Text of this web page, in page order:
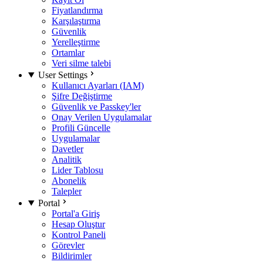
Fiyatlandırma
Karşılaştırma
Güvenlik
Yerelleştirme
Ortamlar
Veri silme talebi
User Settings
Kullanıcı Ayarları (IAM)
Şifre Değiştirme
Güvenlik ve Passkey'ler
Onay Verilen Uygulamalar
Profili Güncelle
Uygulamalar
Davetler
Analitik
Lider Tablosu
Abonelik
Talepler
Portal
Portal'a Giriş
Hesap Oluştur
Kontrol Paneli
Görevler
Bildirimler